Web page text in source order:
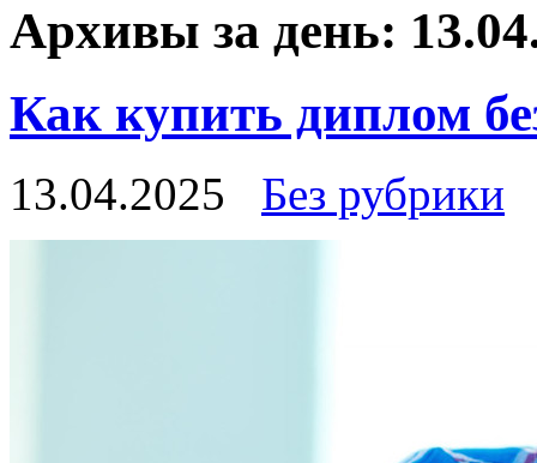
Архивы за день:
Как купить диплом
13.04.2025 Без рубрики